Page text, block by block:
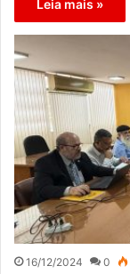
Leia mais »
16/12/2024 0